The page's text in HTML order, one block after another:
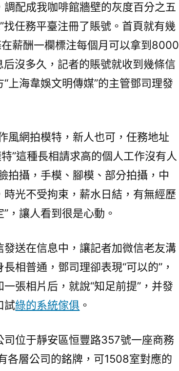
配成我咖啡館牆壁的灰度百分之五
任務平臺注冊了賬號。首頁就有幾
薪酬一欄標注每個月可以拿到8000
沒多久，記者的賬號就收到幾條信
上海韋娛文明傳媒”的主管鄧司理發
風網拍模特，新人也可，任務地址
”這種長相請求高的個人工作沒有人
拍攝，手模、腳模、部分拍攝，中
光不受拘束，薪水日結，有無經歷
，讓人看到很是心動。
送在信息中，讓記者加微信老友溝
相普通，鄧司理卻表現“可以的”，
張相片后，就說“知足前提”，并發
試綠的系統傢俱 。
司位于靜安區恒豐路357號一座商務
各層公司的銘牌，可1508室對應的